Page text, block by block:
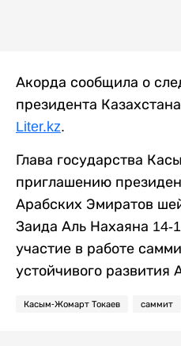
Акорда сообщила о
президента
Liter.kz.
Глава государства
приглашению
Арабских Эмиратов
Заида Аль Нахаяна 14-
участие в работе
устойчивого развития
Касым-Жомарт Токаев саммит